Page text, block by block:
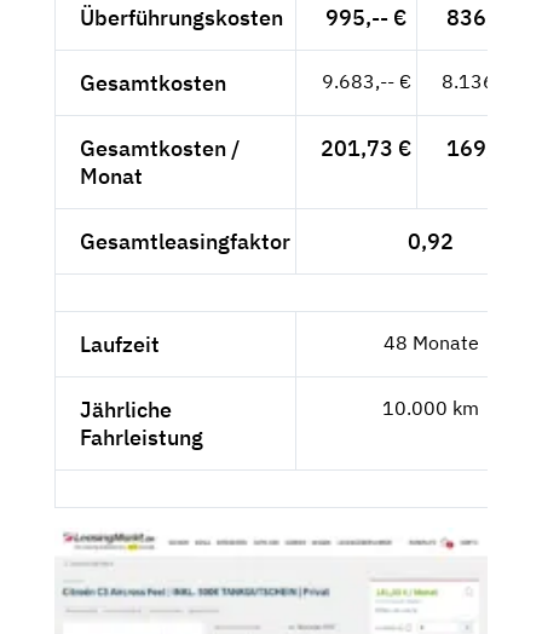
Überführungskosten 995,-- € 836,13 €
Gesamtkosten 9.683,-- € 8.136,97 €
Gesamtkosten /
Monat
201,73 € 169,52 €
Gesamtleasingfaktor 0,92
Laufzeit 48 Monate
Jährliche
Fahrleistung
10.000 km